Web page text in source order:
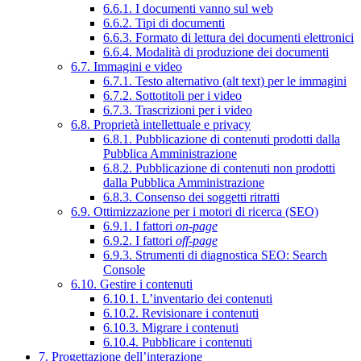
6.6.1. I documenti vanno sul web
6.6.2. Tipi di documenti
6.6.3. Formato di lettura dei documenti elettronici
6.6.4. Modalità di produzione dei documenti
6.7. Immagini e video
6.7.1. Testo alternativo (alt text) per le immagini
6.7.2. Sottotitoli per i video
6.7.3. Trascrizioni per i video
6.8. Proprietà intellettuale e privacy
6.8.1. Pubblicazione di contenuti prodotti dalla
Pubblica Amministrazione
6.8.2. Pubblicazione di contenuti non prodotti
dalla Pubblica Amministrazione
6.8.3. Consenso dei soggetti ritratti
6.9. Ottimizzazione per i motori di ricerca (SEO)
6.9.1. I fattori on-page
6.9.2. I fattori off-page
6.9.3. Strumenti di diagnostica SEO: Search
Console
6.10. Gestire i contenuti
6.10.1. L’inventario dei contenuti
6.10.2. Revisionare i contenuti
6.10.3. Migrare i contenuti
6.10.4. Pubblicare i contenuti
7. Progettazione dell’interazione